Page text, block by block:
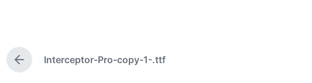
上
篇
Interceptor-Pro-copy-1-.ttf